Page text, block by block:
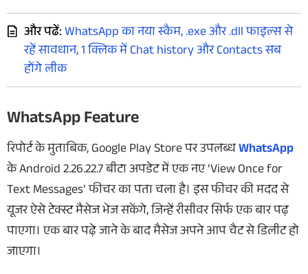
और पढें:WhatsApp का नया स्कैम, .exe और .dll फाइल्स से
रहें सावधान, 1 क्लिक में Chat history और Contacts सब
होंगे लीक
WhatsApp Feature
रिपोर्ट के मुताबिक, Google Play Store पर उपलब्धWhatsApp
के Android 2.26.22.7 बीटा अपडेट में एक नए ‘View Once for
Text Messages’ फीचर का पता चला है। इस फीचर की मदद से
यूजर ऐसे टेक्स्ट मैसेज भेज सकेंगे, जिन्हें रीसीवर सिर्फ एक बार पढ़
पाएगा। एक बार पढ़े जाने के बाद मैसेज अपने आप चैट से डिलीट हो
जाएगा।